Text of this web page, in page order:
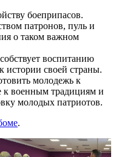
боеприпасов.
патронов, пуль и
о таком важном
воспитанию
своей страны.
молодежь к
к военным традициям и
молодых патриотов.
.